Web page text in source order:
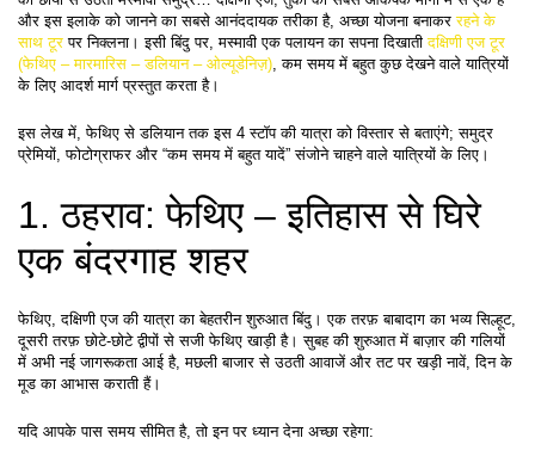
और इस इलाके को जानने का सबसे आनंददायक तरीका है, अच्छा योजना बनाकर रहने के
साथ टूर पर निक्लना। इसी बिंदु पर, मस्मावी एक पलायन का सपना दिखाती दक्षिणी एज टूर
(फेथिए – मारमारिस – डलियान – ओल्यूडेनिज़), कम समय में बहुत कुछ देखने वाले यात्रियों
के लिए आदर्श मार्ग प्रस्तुत करता है।
इस लेख में, फेथिए से डलियान तक इस 4 स्टॉप की यात्रा को विस्तार से बताएंगे; समुद्र
प्रेमियों, फोटोग्राफर और “कम समय में बहुत यादें” संजोने चाहने वाले यात्रियों के लिए।
1. ठहराव: फेथिए – इतिहास से घिरे
एक बंदरगाह शहर
फेथिए, दक्षिणी एज की यात्रा का बेहतरीन शुरुआत बिंदु। एक तरफ़ बाबादाग का भव्य सिल्हूट,
दूसरी तरफ़ छोटे-छोटे द्वीपों से सजी फेथिए खाड़ी है। सुबह की शुरुआत में बाज़ार की गलियों
में अभी नई जागरूकता आई है, मछली बाजार से उठती आवाजें और तट पर खड़ी नावें, दिन के
मूड का आभास कराती हैं।
यदि आपके पास समय सीमित है, तो इन पर ध्यान देना अच्छा रहेगा: